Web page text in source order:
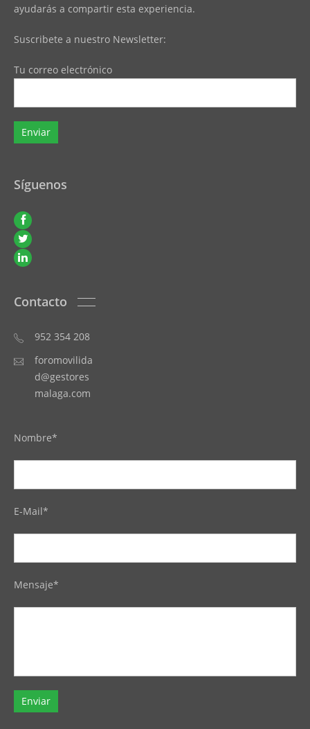
ayudarás a compartir esta experiencia.
Suscribete a nuestro Newsletter:
Tu correo electrónico
Síguenos
Contacto
952 354 208
foromovilida
d@gestores
malaga.com
Nombre*
E-Mail*
Mensaje*